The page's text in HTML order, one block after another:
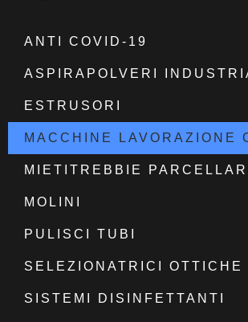
ANTI COVID-19
ASPIRAPOLVERI
ESTRUSORI
MACCHINE LAVORAZIONE
MIETITREBBIE PARCELLARI
MOLINI
PULISCI TUBI
SELEZIONATRICI OTTICHE
SISTEMI DISINFETTANTI